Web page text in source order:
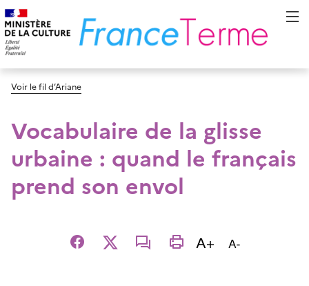
Voir le fil d’Ariane
Vocabulaire de la glisse
urbaine : quand le français
prend son envol
Facebook
X email imprimer
A+ Augmenter
A-Diminuer la